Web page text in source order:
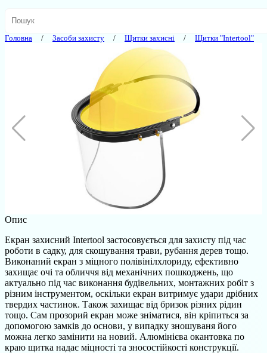
Головна Засоби захисту Щитки захисні Щитки "Intertool"
Опис
Екран захисний Intertool застосовується для захисту під час
роботи в садку, для скошування трави, рубання дерев тощо.
Виконаний екран з міцного полівінілхлориду, ефективно
захищає очі та обличчя від механічних пошкоджень, що
актуально під час виконання будівельних, монтажних робіт з
різним інструментом, оскільки екран витримує удари дрібних
твердих частинок. Також захищає від бризок різних рідин
тощо. Сам прозорий екран може зніматися, він кріпиться за
допомогою замків до основи, у випадку зношуваня його
можна легко замінити на новий. Алюмінієва окантовка по
краю щитка надає міцності та зносостійкості конструкції.